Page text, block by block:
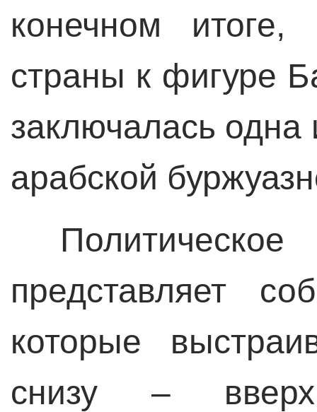
конечном
страны к фигуре
заключалась одна
арабской
представляет
которые
снизу –